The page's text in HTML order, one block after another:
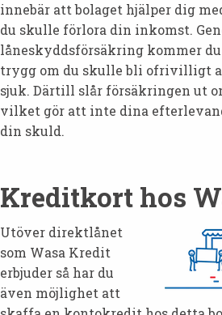
innebär att bolaget hjälper dig
du skulle förlora din inkomst.
låneskyddsförsäkring kommer
trygg om du skulle bli ofrivilligt
sjuk. Därtill slår försäkringen ut
vilket gör att inte dina
din skuld.
Kreditkort hos
Utöver direktlånet
som Wasa Kredit
erbjuder så har du
även möjlighet att